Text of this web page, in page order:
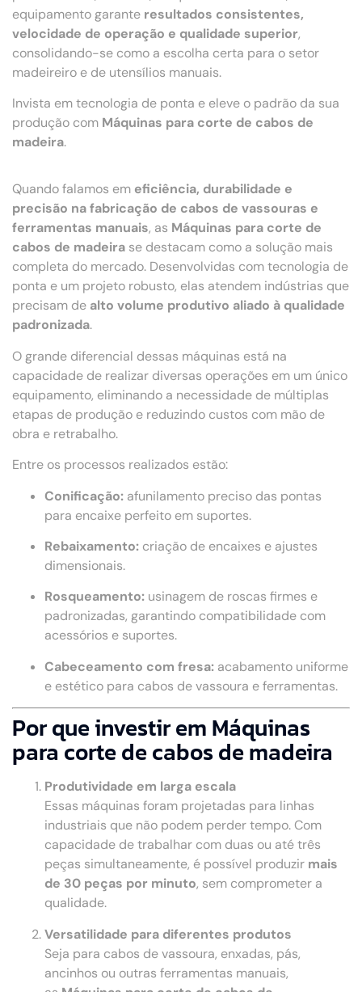
equipamento garante resultados consistentes,
velocidade de operação e qualidade superior,
consolidando-se como a escolha certa para o setor
madeireiro e de utensílios manuais.
Invista em tecnologia de ponta e eleve o padrão da sua
produção com Máquinas para corte de cabos de
madeira.
Quando falamos em eficiência, durabilidade e
precisão na fabricação de cabos de vassouras e
ferramentas manuais, as Máquinas para corte de
cabos de madeira se destacam como a solução mais
completa do mercado. Desenvolvidas com tecnologia de
ponta e um projeto robusto, elas atendem indústrias que
precisam de alto volume produtivo aliado à qualidade
padronizada.
O grande diferencial dessas máquinas está na
capacidade de realizar diversas operações em um único
equipamento, eliminando a necessidade de múltiplas
etapas de produção e reduzindo custos com mão de
obra e retrabalho.
Entre os processos realizados estão:
Conificação: afunilamento preciso das pontas
para encaixe perfeito em suportes.
Rebaixamento: criação de encaixes e ajustes
dimensionais.
Rosqueamento: usinagem de roscas firmes e
padronizadas, garantindo compatibilidade com
acessórios e suportes.
Cabeceamento com fresa: acabamento uniforme
e estético para cabos de vassoura e ferramentas.
Por que investir em Máquinas
para corte de cabos de madeira
Produtividade em larga escala
Essas máquinas foram projetadas para linhas
industriais que não podem perder tempo. Com
capacidade de trabalhar com duas ou até três
peças simultaneamente, é possível produzir mais
de 30 peças por minuto, sem comprometer a
qualidade.
Versatilidade para diferentes produtos
Seja para cabos de vassoura, enxadas, pás,
ancinhos ou outras ferramentas manuais,